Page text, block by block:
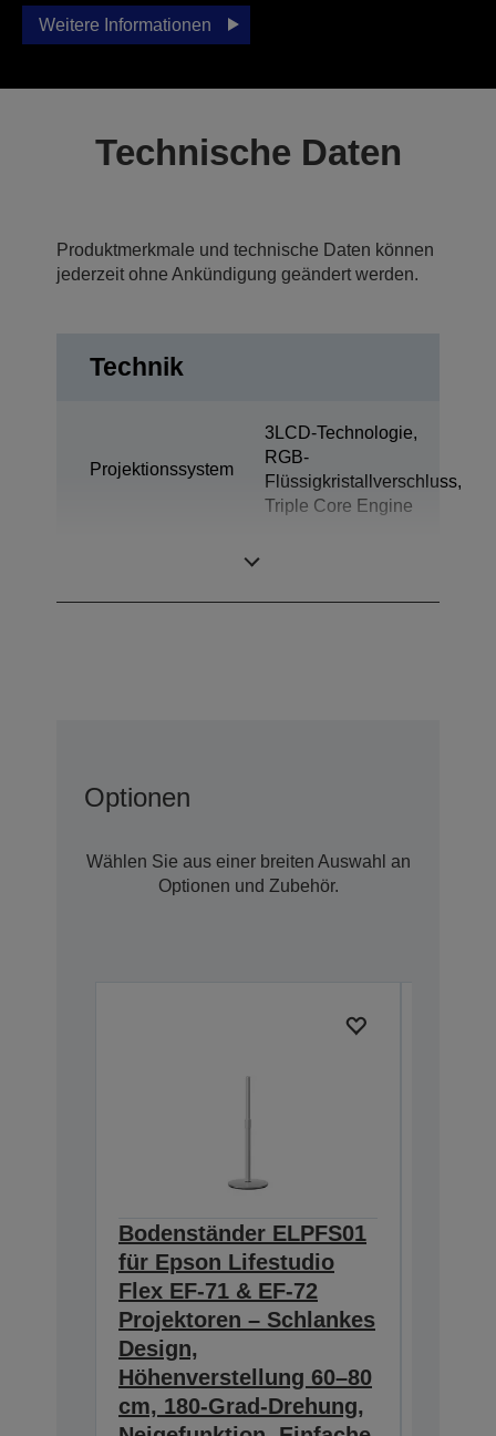
Weitere Informationen
Technische Daten
Produktmerkmale und technische Daten können
jederzeit ohne Ankündigung geändert werden.
Technik
Projektionssystem
3LCD-Technologie,
RGB-
Flüssigkristallverschluss,
Triple Core Engine
Optionen
Wählen Sie aus einer breiten Auswahl an
Optionen und Zubehör.
Bodenständer ELPFS01
für Epson Lifestudio
Flex EF-71 & EF-72
Projektoren – Schlankes
Design,
Höhenverstellung 60–80
cm, 180-Grad-Drehung,